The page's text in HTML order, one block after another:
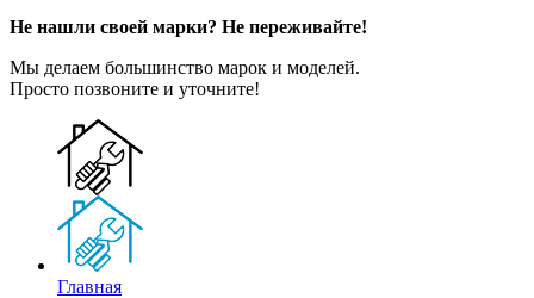
Не нашли своей марки? Не переживайте!
Мы делаем большинство марок и моделей.
Просто позвоните и уточните!
Главная